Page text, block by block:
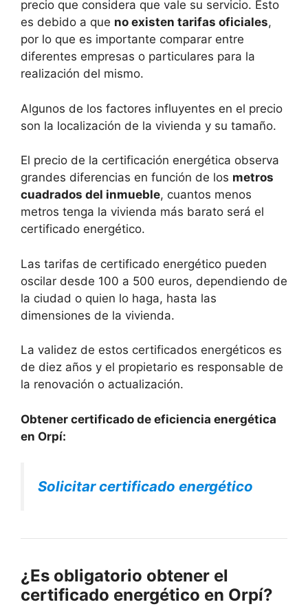
precio que considera que vale su servicio. Esto
es debido a que no existen tarifas oficiales,
por lo que es importante comparar entre
diferentes empresas o particulares para la
realización del mismo.
Algunos de los factores influyentes en el precio
son la localización de la vivienda y su tamaño.
El precio de la certificación energética observa
grandes diferencias en función de los metros
cuadrados del inmueble, cuantos menos
metros tenga la vivienda más barato será el
certificado energético.
Las tarifas de certificado energético pueden
oscilar desde 100 a 500 euros, dependiendo de
la ciudad o quien lo haga, hasta las
dimensiones de la vivienda.
La validez de estos certificados energéticos es
de diez años y el propietario es responsable de
la renovación o actualización.
Obtener certificado de eficiencia energética
en Orpí:
Solicitar certificado energético
¿Es obligatorio obtener el
certificado energético en Orpí?